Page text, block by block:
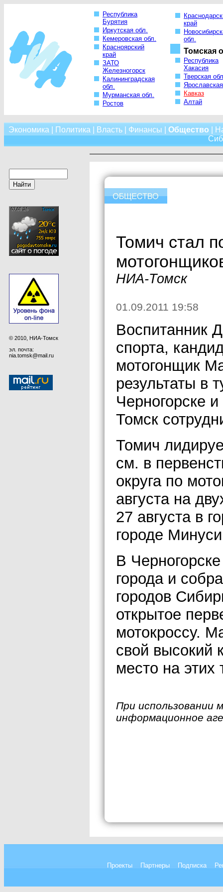
Республика
Бурятия
Иркутская обл.
Кемеровская обл.
Красноярский
край
ЗАТО
Железногорск
Калининградская
обл.
Мурманская обл.
Ростов
край
обл.
Томская
Республика
Хакасия
Тверская
Кавказ
Алтай
Экономика Политика Власть| Финансы Общество
© 2010, НИА-Томск
эл. почта:
nia.tomsk@mail.ru
Томич стал
НИА-Томск
01.09.2011 19:58
Воспитанник
спорта,
мотогонщик
результаты в
Черногорске
Томск
Томич
см. в
округа по
августа на
27 августа в
городе
В
города и
городов
открытое
мотокроссу.
свой высокий
место на этих
При использовании
информационное
Проекты Партнеры Подписка